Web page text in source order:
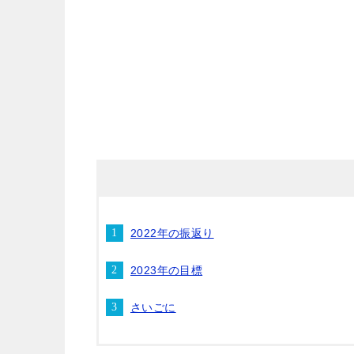
2022年の振返り
2023年の目標
さいごに